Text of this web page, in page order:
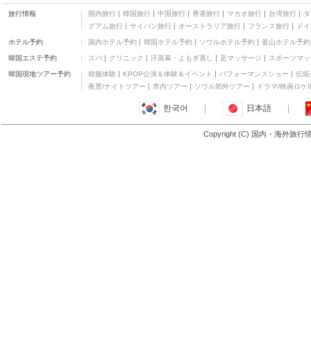
ホテル ジョルジョ
三つ星
3G ガーデン ホテル ジ
ェネラル サントス シテ
ィ
三つ星
RSG マイクロホテル
三つ星
Zanrock MicroHotel
二つ星
旅行情報 国内旅行 韓国旅行 中国旅行 香港旅行 マカオ旅行 台湾旅行
グアム旅行
サイパン旅行 オーストラリア旅行 フランス旅行 ド
ホテル予約 国内ホテル予約 韓国ホテル予約 ソウルホテル予約 釜山ホテル予約
韓国エステ予約 スパ クリニック 汗蒸幕・よもぎ蒸し 足マッサージ スポーツマ
韓国現地ツアー予約 韓服体験 KPOP公演＆体験＆イベント パフォーマンスショー
伝統
夜景/ナイトツアー
市内ツアー ソウル郊外ツアー ドラマ/映画ロケ
한국어 日本語
Copyright (C) 国内・海外旅行